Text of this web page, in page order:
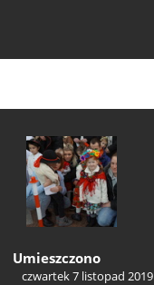
Umieszczono
czwartek 7 listopad 2019